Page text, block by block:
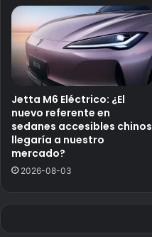
Jetta M6 Eléctrico: ¿El
nuevo referente en
sedanes accesibles chinos
llegaría a nuestro
mercado?
2026-08-03